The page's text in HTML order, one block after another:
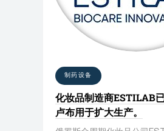
制药设备
化妆品制造商ESTILAB
卢布用于扩大生产。